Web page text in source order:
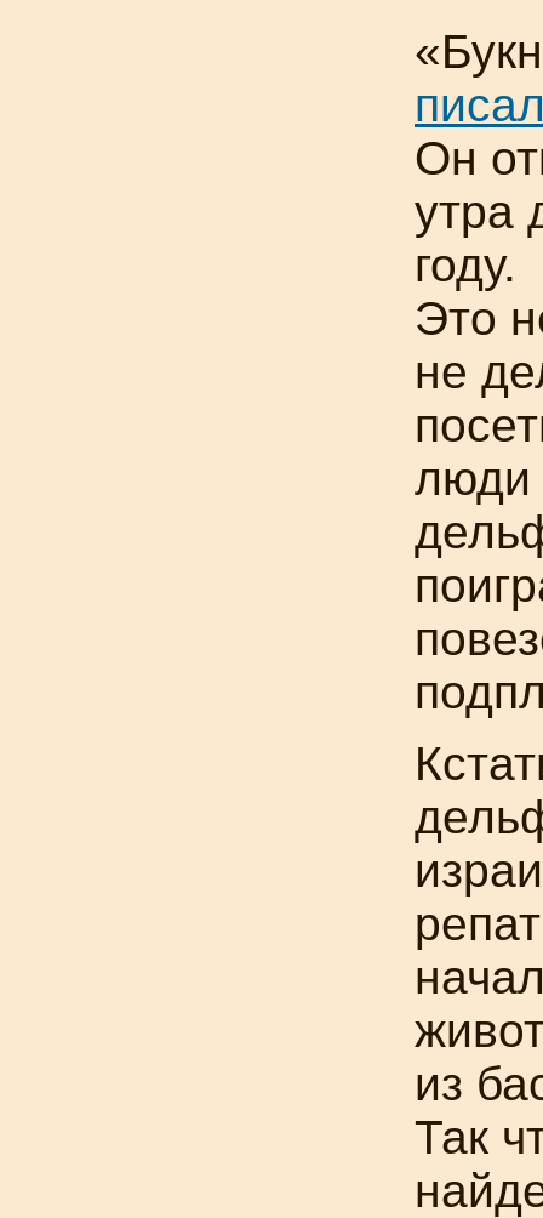
«
Он
утра
году.
Это
не
люди
из
Так